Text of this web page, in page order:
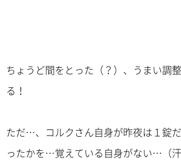
ちょうど間をとった（？）、うまい調
る！
ただ…、コルクさん自身が昨夜は１錠
ったかを…覚えている自身がない…（汗